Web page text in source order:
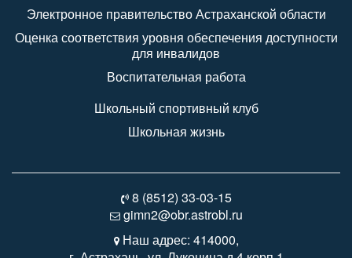
Электронное правительство Астраханской области
Оценка соответствия уровня обеспечения доступности
для инвалидов
Воспитательная работа
Школьный спортивный клуб
Школьная жизнь
8 (8512) 33-03-15
gimn2@obr.astrobl.ru
Наш адрес: 414000,